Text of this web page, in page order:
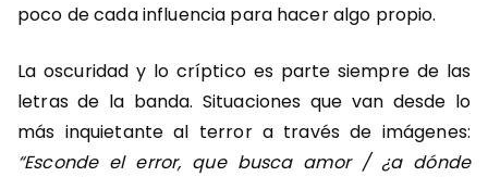
poco de cada influencia para hacer algo propio.
La oscuridad y lo críptico es parte siempre de las
letras de la banda. Situaciones que van desde lo
más inquietante al terror a través de imágenes:
“Esconde el error, que busca amor / ¿a dónde